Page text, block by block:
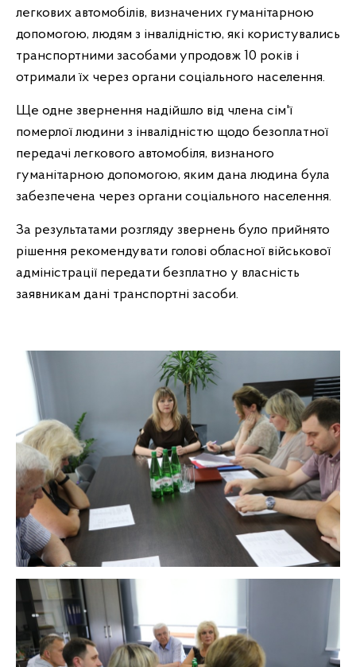
легкових автомобілів, визначених гуманітарною
допомогою, людям з інвалідністю, які користувались
транспортними засобами упродовж 10 років і
отримали їх через органи соціального населення.
Ще одне звернення надійшло від члена сім'ї
померлої людини з інвалідністю щодо безоплатної
передачі легкового автомобіля, визнаного
гуманітарною допомогою, яким дана людина була
забезпечена через органи соціального населення.
За результатами розгляду звернень було прийнято
рішення рекомендувати голові обласної військової
адміністрації передати безплатно у власність
заявникам дані транспортні засоби.